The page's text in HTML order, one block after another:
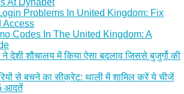
At Dynabet
Problems In United Kingdom: Fix
Access
Codes In The United Kingdom: A
देशी शौचालय में किया ऐसा बदलाव जिससे बुजुर्गो की
से बचने का सीक्रेट: थाली में शामिल करें ये चीजें
आदतें